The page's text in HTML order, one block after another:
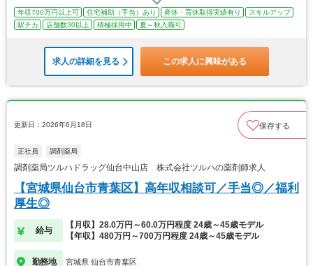
年収700万円以上可 住宅補助（手当）あり 産休・育休取得実績有り
スキルアップ
駅チカ
店舗数30以上 積極採用中 夏～秋入職可
求人の詳細を見る この求人に興味がある
更新日：2026年6月18日 保存する
正社員 調剤薬局
調剤薬局ツルハドラッグ仙台中山店 株式会社ツルハの薬剤師求人
【宮城県仙台市青葉区】高年収相談可／手当◎／福利
厚生◎
給与
【月収】28.0万円～60.0万円程度 24歳～45歳モデル
【年収】480万円～700万円程度 24歳～45歳モデル
勤務地 宮城県 仙台市青葉区